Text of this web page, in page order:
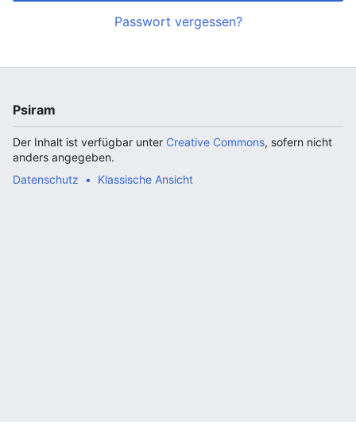
Passwort vergessen?
Psiram
Der Inhalt ist verfügbar unter Creative Commons, sofern nicht
anders angegeben.
Datenschutz
Klassische Ansicht